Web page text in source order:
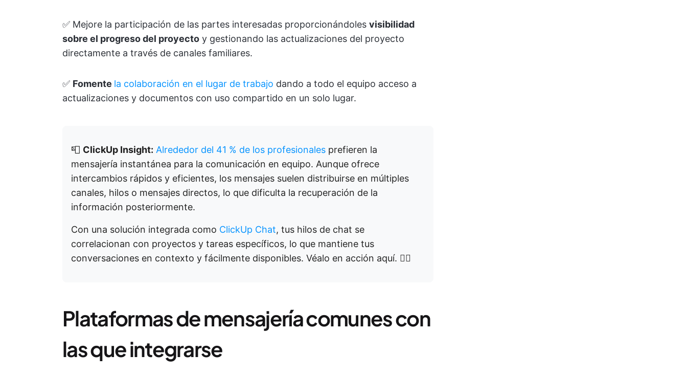
✅ Mejore la participación de las partes interesadas proporcionándoles visibilidad
sobre el progreso del proyecto y gestionando las actualizaciones del proyecto
directamente a través de canales familiares.
✅ Fomente la colaboración en el lugar de trabajo dando a todo el equipo acceso a
actualizaciones y documentos con uso compartido en un solo lugar.
📮 ClickUp Insight: Alrededor del 41 % de los profesionales prefieren la
mensajería instantánea para la comunicación en equipo. Aunque ofrece
intercambios rápidos y eficientes, los mensajes suelen distribuirse en múltiples
canales, hilos o mensajes directos, lo que dificulta la recuperación de la
información posteriormente.
Con una solución integrada como ClickUp Chat, tus hilos de chat se
correlacionan con proyectos y tareas específicos, lo que mantiene tus
conversaciones en contexto y fácilmente disponibles. Véalo en acción aquí. 👇🏼
Plataformas de mensajería comunes con
las que integrarse